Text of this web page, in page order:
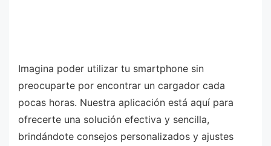
Imagina poder utilizar tu smartphone sin
preocuparte por encontrar un cargador cada
pocas horas. Nuestra aplicación está aquí para
ofrecerte una solución efectiva y sencilla,
brindándote consejos personalizados y ajustes